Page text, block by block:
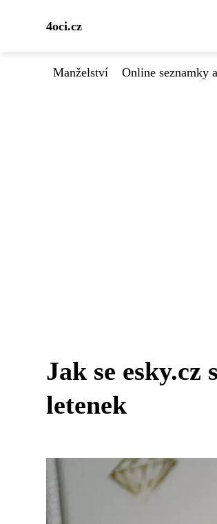
4oci.cz
Manželství Online seznamky
Jak se
letenek